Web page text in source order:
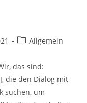
Beitrags-
Allgemein
das sind:
die den Dialog mit
suchen, um